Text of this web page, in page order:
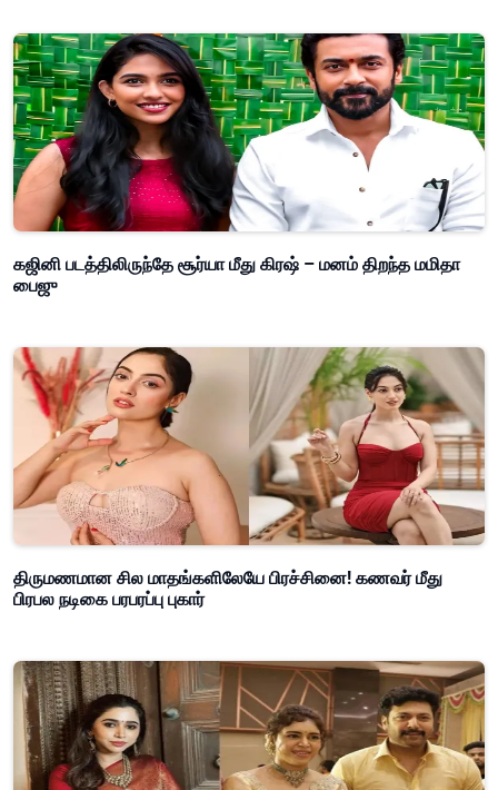
கஜினி படத்திலிருந்தே சூர்யா மீது கிரஷ் – மனம் திறந்த மமிதா
பைஜு
திருமணமான சில மாதங்களிலேயே பிரச்சினை! கணவர் மீது
பிரபல நடிகை பரபரப்பு புகார்